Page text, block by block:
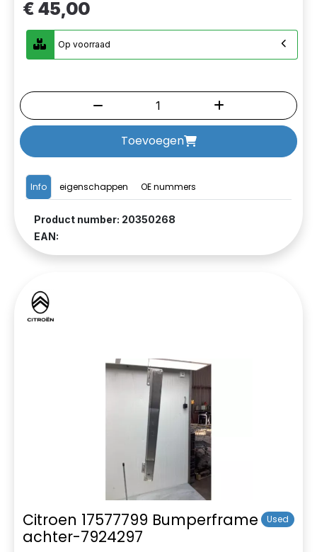
Info eigenschappen OE nummers
Product number: 20350268
EAN:
€ 45,00
Op voorraad
Toevoegen
Citroen 17577799 Bumperframe
achter-7924297
Used